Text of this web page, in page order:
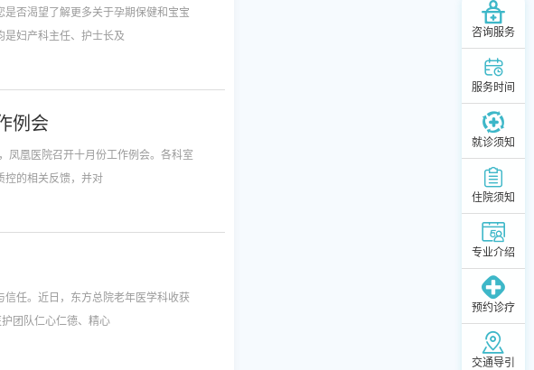
否渴望了解更多关于孕期保健和宝宝
是妇产科主任、护士长及
例会
凤凰医院召开十月份工作例会。各科室
控的相关反馈，并对
任。近日，东方总院老年医学科收获
团队仁心仁德、精心
咨询服务
服务时间
就诊须知
住院须知
专业介绍
预约诊疗
交通导引